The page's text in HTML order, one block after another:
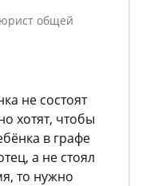
общей
не состоят
хотят, чтобы
в графе
а не стоял
то нужно